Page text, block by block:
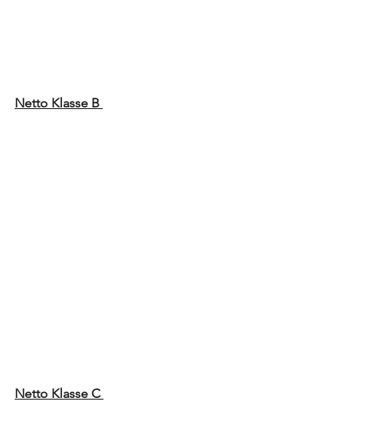
Netto Klasse B
Netto Klasse C